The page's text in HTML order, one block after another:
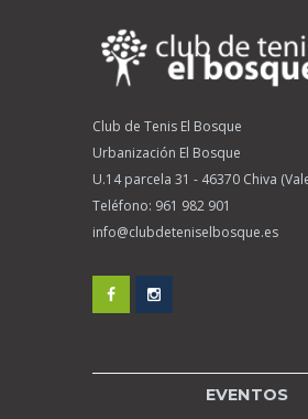
Club de Tenis El Bosque
Urbanización El Bosque
U.14 parcela 31 - 46370 Chiva
Teléfono: 961 982 901
info@clubdeteniselbosque.es
EVENTOS